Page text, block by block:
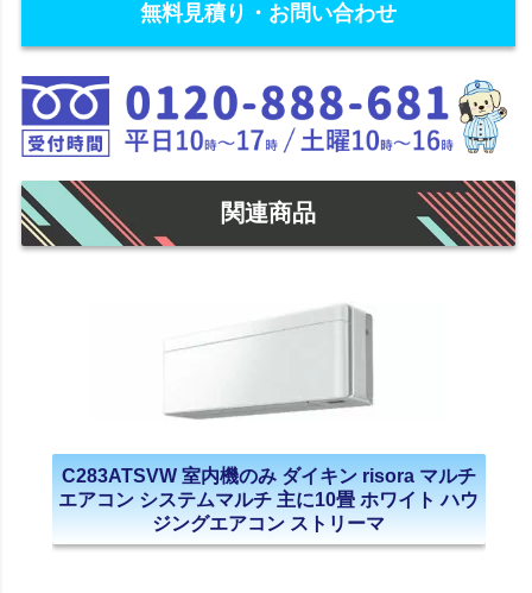
無料見積り・お問い合わせ
関連商品
C283ATSVW 室内機のみ ダイキン risora マルチ
エアコン システムマルチ 主に10畳 ホワイト ハウ
ジングエアコン ストリーマ